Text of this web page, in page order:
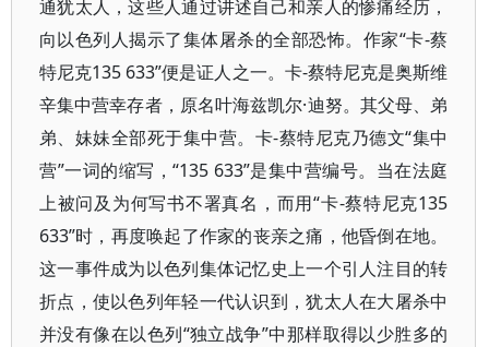
通犹太人，这些人通过讲述自己和亲人的惨痛经历，
向以色列人揭示了集体屠杀的全部恐怖。作家“卡-蔡
特尼克135 633”便是证人之一。卡-蔡特尼克是奥斯维
辛集中营幸存者，原名叶海兹凯尔·迪努。其父母、弟
弟、妹妹全部死于集中营。卡-蔡特尼克乃德文“集中
营”一词的缩写，“135 633”是集中营编号。当在法庭
上被问及为何写书不署真名，而用“卡-蔡特尼克135
633”时，再度唤起了作家的丧亲之痛，他昏倒在地。
这一事件成为以色列集体记忆史上一个引人注目的转
折点，使以色列年轻一代认识到，犹太人在大屠杀中
并没有像在以色列“独立战争”中那样取得以少胜多的